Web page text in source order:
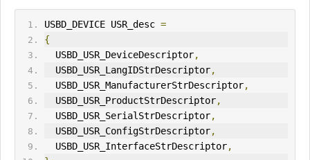
USBD_DEVICE USR_desc =
{
  USBD_USR_DeviceDescriptor
,
  USBD_USR_LangIDStrDescriptor
,
  USBD_USR_ManufacturerStrDescriptor
,
  USBD_USR_ProductStrDescriptor
,
  USBD_USR_SerialStrDescriptor
,
  USBD_USR_ConfigStrDescriptor
,
  USBD_USR_InterfaceStrDescriptor
,